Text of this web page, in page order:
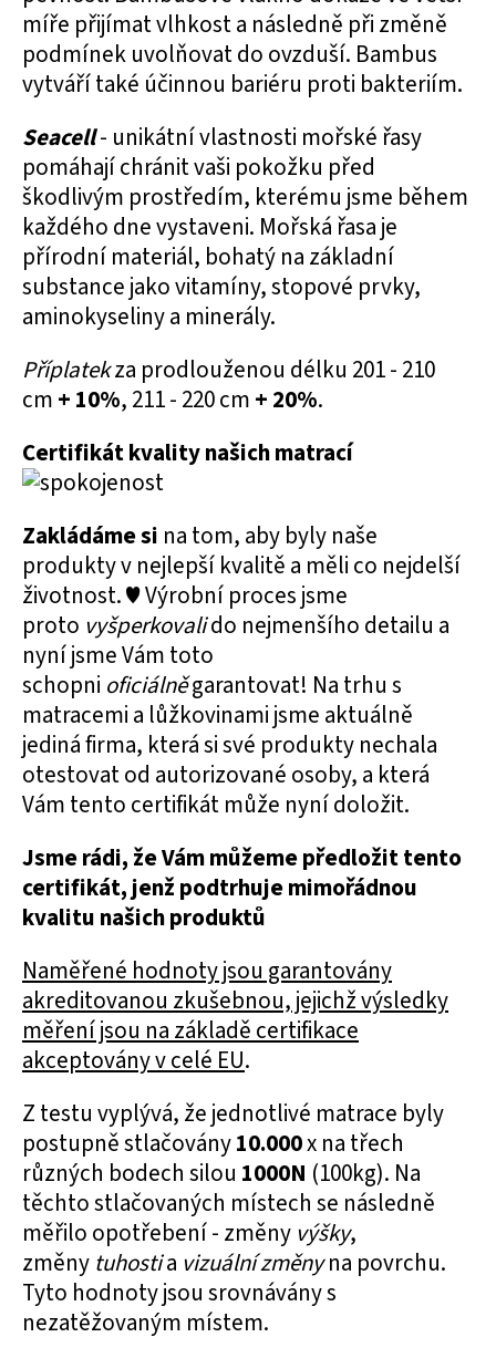
míře přijímat vlhkost a následně při změně
podmínek uvolňovat do ovzduší. Bambus
vytváří také účinnou bariéru proti bakteriím.
Seacell- unikátní vlastnosti mořské řasy
pomáhají chránit vaši pokožku před
škodlivým prostředím, kterému jsme během
každého dne vystaveni. Mořská řasa je
přírodní materiál, bohatý na základní
substance jako vitamíny, stopové prvky,
aminokyseliny a minerály.
Příplatekza prodlouženou délku 201 - 210
cm + 10%, 211 - 220 cm + 20%.
Certifikát kvality našich matrací
Zakládáme si na tom, aby byly naše
produkty v nejlepší kvalitě a měli co nejdelší
životnost. ♥ Výrobní proces jsme
proto vyšperkovalido nejmenšího detailu a
nyní jsme Vám toto
schopni oficiálněgarantovat! Na trhu s
matracemi a lůžkovinami jsme aktuálně
jediná firma, která si své produkty nechala
otestovat od autorizované osoby, a která
Vám tento certifikát může nyní doložit.
Jsme rádi, že Vám můžeme předložit tento
certifikát, jenž podtrhuje mimořádnou
kvalitu našich produktů
Naměřené hodnoty jsou garantovány
akreditovanou zkušebnou, jejichž výsledky
měření jsou na základě certifikace
akceptovány v celé EU.
Z testu vyplývá, že jednotlivé matrace byly
postupně stlačovány10.000x na třech
různých bodech silou 1000N (100kg). Na
těchto stlačovaných místech se následně
měřilo opotřebení - změny výšky,
změny tuhostia vizuální změny na povrchu.
Tyto hodnoty jsou srovnávány s
nezatěžovaným místem.